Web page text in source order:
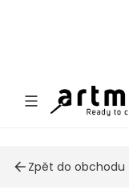
Zpět do obchodu